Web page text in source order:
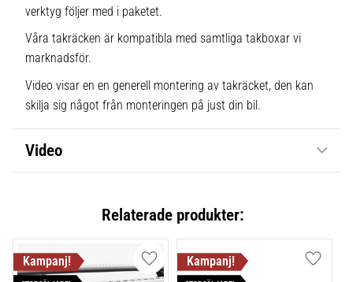
verktyg följer med i paketet.
Våra takräcken är kompatibla med samtliga takboxar vi
marknadsför.
Video visar en en generell montering av takräcket, den kan
skilja sig något från monteringen på just din bil.
Video
Relaterade produkter:
Lägg till i favoriter Lägg